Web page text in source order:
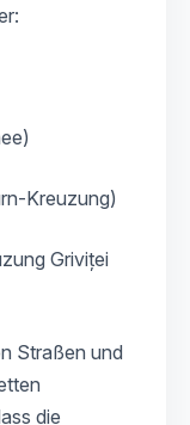
Kreuzung)
Griviței
Straßen und
die